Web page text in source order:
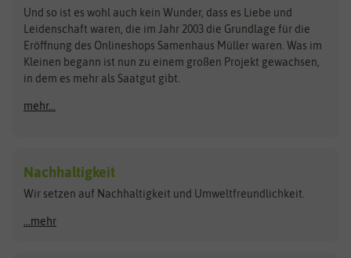
Zimmer & Kübelpflanzen
Kataloge
Schnäppchen
Anzucht & Gartenzubehör
Anzuchtschalen
Heizmatte & Heizkabel
Kokos-Quelltabletten
Zimmergewächshaus
BIOWOL
Blumicorn
Bûten Birds
Carl Pabst
Feldsaaten Freudenberger
Fertil
Flora Elite
Florissa
Flortis
Hortitops
Und so ist es wohl auch kein Wunder, dass es Liebe und
Leidenschaft waren, die im Jahr 2003 die Grundlage für die
Eröffnung des Onlineshops Samenhaus Müller waren. Was im
Kleinen begann ist nun zu einem großen Projekt gewachsen,
in dem es mehr als Saatgut gibt.
mehr...
Nachhaltigkeit
Wir setzen auf Nachhaltigkeit und Umweltfreundlichkeit.
...mehr